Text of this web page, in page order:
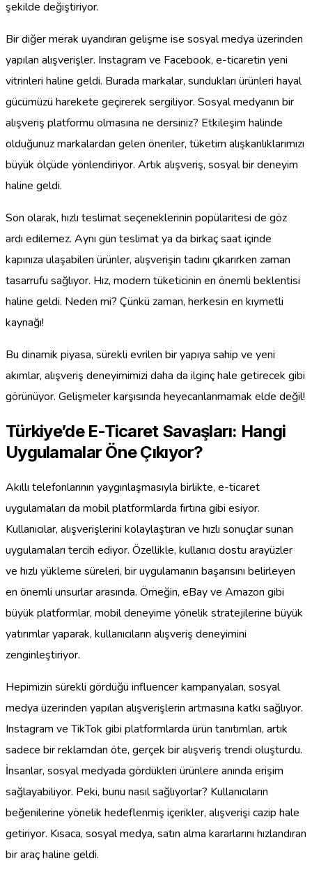
şekilde değiştiriyor.
Bir diğer merak uyandıran gelişme ise sosyal medya üzerinden
yapılan alışverişler. Instagram ve Facebook, e-ticaretin yeni
vitrinleri haline geldi. Burada markalar, sundukları ürünleri hayal
gücümüzü harekete geçirerek sergiliyor. Sosyal medyanın bir
alışveriş platformu olmasına ne dersiniz? Etkileşim halinde
olduğunuz markalardan gelen öneriler, tüketim alışkanlıklarımızı
büyük ölçüde yönlendiriyor. Artık alışveriş, sosyal bir deneyim
haline geldi.
Son olarak, hızlı teslimat seçeneklerinin popülaritesi de göz
ardı edilemez. Aynı gün teslimat ya da birkaç saat içinde
kapınıza ulaşabilen ürünler, alışverişin tadını çıkarırken zaman
tasarrufu sağlıyor. Hız, modern tüketicinin en önemli beklentisi
haline geldi. Neden mi? Çünkü zaman, herkesin en kıymetli
kaynağı!
Bu dinamik piyasa, sürekli evrilen bir yapıya sahip ve yeni
akımlar, alışveriş deneyimimizi daha da ilginç hale getirecek gibi
görünüyor. Gelişmeler karşısında heyecanlanmamak elde değil!
Türkiye’de E-Ticaret Savaşları: Hangi
Uygulamalar Öne Çıkıyor?
Akıllı telefonlarının yaygınlaşmasıyla birlikte, e-ticaret
uygulamaları da mobil platformlarda fırtına gibi esiyor.
Kullanıcılar, alışverişlerini kolaylaştıran ve hızlı sonuçlar sunan
uygulamaları tercih ediyor. Özellikle, kullanıcı dostu arayüzler
ve hızlı yükleme süreleri, bir uygulamanın başarısını belirleyen
en önemli unsurlar arasında. Örneğin, eBay ve Amazon gibi
büyük platformlar, mobil deneyime yönelik stratejilerine büyük
yatırımlar yaparak, kullanıcıların alışveriş deneyimini
zenginleştiriyor.
Hepimizin sürekli gördüğü influencer kampanyaları, sosyal
medya üzerinden yapılan alışverişlerin artmasına katkı sağlıyor.
Instagram ve TikTok gibi platformlarda ürün tanıtımları, artık
sadece bir reklamdan öte, gerçek bir alışveriş trendi oluşturdu.
İnsanlar, sosyal medyada gördükleri ürünlere anında erişim
sağlayabiliyor. Peki, bunu nasıl sağlıyorlar? Kullanıcıların
beğenilerine yönelik hedeflenmiş içerikler, alışverişi cazip hale
getiriyor. Kısaca, sosyal medya, satın alma kararlarını hızlandıran
bir araç haline geldi.